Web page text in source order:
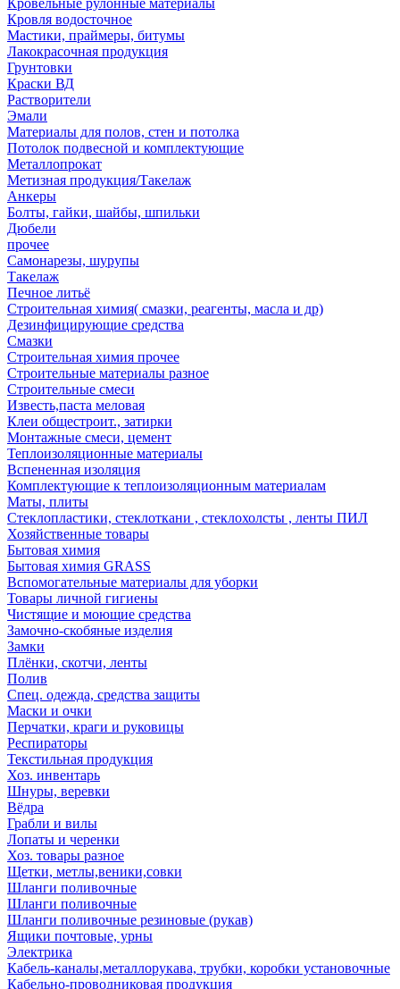
Кровельные рулонные материалы
Кровля водосточное
Мастики, праймеры, битумы
Лакокрасочная продукция
Грунтовки
Краски ВД
Растворители
Эмали
Материалы для полов, стен и потолка
Потолок подвесной и комплектующие
Металлопрокат
Метизная продукция/Такелаж
Анкеры
Болты, гайки, шайбы, шпильки
Дюбели
прочее
Самонарезы, шурупы
Такелаж
Печное литьё
Строительная химия( смазки, реагенты, масла и др)
Дезинфицирующие средства
Смазки
Строительная химия прочее
Строительные материалы разное
Строительные смеси
Известь,паста меловая
Клеи общестроит., затирки
Монтажные смеси, цемент
Теплоизоляционные материалы
Вспененная изоляция
Комплектующие к теплоизоляционным материалам
Маты, плиты
Стеклопластики, стеклоткани , стеклохолсты , ленты ПИЛ
Хозяйственные товары
Бытовая химия
Бытовая химия GRASS
Вспомогательные материалы для уборки
Товары личной гигиены
Чистящие и моющие средства
Замочно-скобяные изделия
Замки
Плёнки, скотчи, ленты
Полив
Спец. одежда, средства защиты
Маски и очки
Перчатки, краги и руковицы
Респираторы
Текстильная продукция
Хоз. инвентарь
Шнуры, веревки
Вёдра
Грабли и вилы
Лопаты и черенки
Хоз. товары разное
Щетки, метлы,веники,совки
Шланги поливочные
Шланги поливочные
Шланги поливочные резиновые (рукав)
Ящики почтовые, урны
Электрика
Кабель-каналы,металлорукава, трубки, коробки установочные
Кабельно-проводниковая продукция